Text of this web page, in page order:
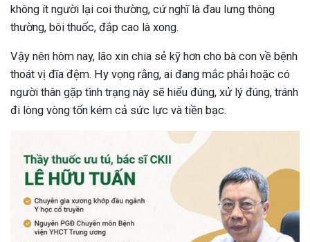
không ít người lại coi thường, cứ nghĩ là đau lưng thông
thường, bôi thuốc, đắp cao là xong.
Vậy nên hôm nay, lão xin chia sẻ kỹ hơn cho bà con về bệnh
thoát vị đĩa đệm. Hy vọng rằng, ai đang mắc phải hoặc có
người thân gặp tình trạng này sẽ hiểu đúng, xử lý đúng, tránh
đi lòng vòng tốn kém cả sức lực và tiền bạc.